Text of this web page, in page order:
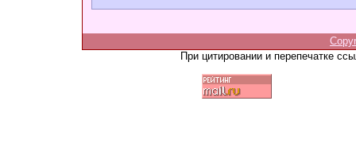
При цитировании и перепечатке